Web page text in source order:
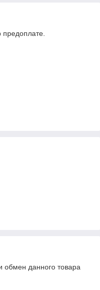
предоплате.
обмен данного товара